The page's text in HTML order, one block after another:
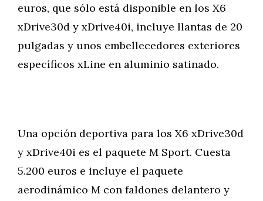
euros, que sólo está disponible en los X6
xDrive30d y xDrive40i, incluye llantas de 20
pulgadas y unos embellecedores exteriores
específicos xLine en aluminio satinado.
Una opción deportiva para los X6 xDrive30d
y xDrive40i es el paquete M Sport. Cuesta
5.200 euros e incluye el paquete
aerodinámico M con faldones delantero y